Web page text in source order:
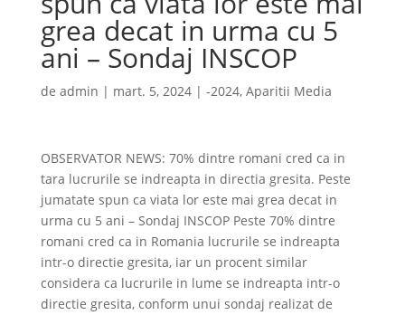
grea decat in urma cu 5
ani – Sondaj INSCOP
de admin | mart. 5, 2024| -2024, Aparitii Media
OBSERVATOR NEWS: 70% dintre romani cred ca in
tara lucrurile se indreapta in directia gresita. Peste
jumatate spun ca viata lor este mai grea decat in
urma cu 5 ani – Sondaj INSCOP Peste 70% dintre
romani cred ca in Romania lucrurile se indreapta
intr-o directie gresita, iar un procent similar
considera ca lucrurile in lume se indreapta intr-o
directie gresita, conform unui sondaj realizat de